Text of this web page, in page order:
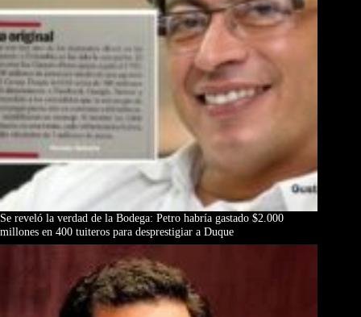
Se reveló la verdad de la Bodega: Petro habría gastado $2.000
millones en 400 tuiteros para desprestigiar a Duque